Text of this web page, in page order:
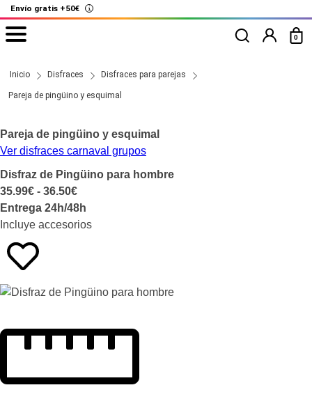
Envío gratis +50€ i
0
Inicio Disfraces Disfraces para parejas
Pareja de pingüino y esquimal
Pareja de pingüino y esquimal
Ver disfraces carnaval grupos
Disfraz de Pingüino para hombre
35.99€ - 36.50€
Entrega 24h/48h
Incluye accesorios